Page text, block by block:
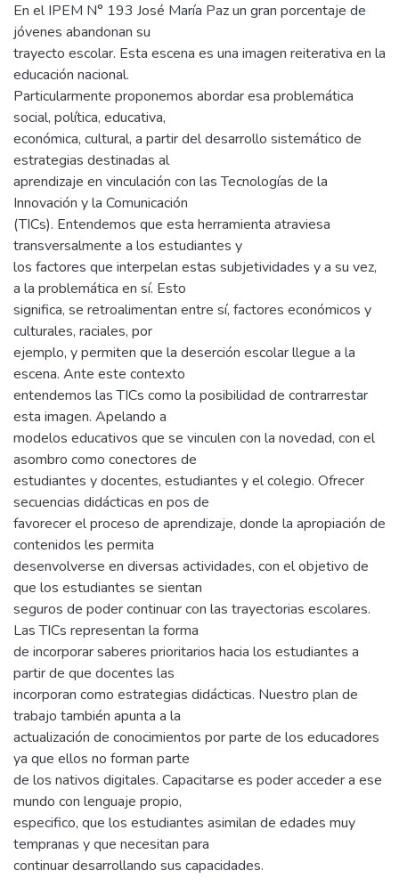
En el IPEM N° 193 José María Paz un gran porcentaje de
jóvenes abandonan su
trayecto escolar. Esta escena es una imagen reiterativa en la
educación nacional.
Particularmente proponemos abordar esa problemática
social, política, educativa,
económica, cultural, a partir del desarrollo sistemático de
estrategias destinadas al
aprendizaje en vinculación con las Tecnologías de la
Innovación y la Comunicación
(TICs). Entendemos que esta herramienta atraviesa
transversalmente a los estudiantes y
los factores que interpelan estas subjetividades y a su vez,
a la problemática en sí. Esto
significa, se retroalimentan entre sí, factores económicos y
culturales, raciales, por
ejemplo, y permiten que la deserción escolar llegue a la
escena. Ante este contexto
entendemos las TICs como la posibilidad de contrarrestar
esta imagen. Apelando a
modelos educativos que se vinculen con la novedad, con el
asombro como conectores de
estudiantes y docentes, estudiantes y el colegio. Ofrecer
secuencias didácticas en pos de
favorecer el proceso de aprendizaje, donde la apropiación de
contenidos les permita
desenvolverse en diversas actividades, con el objetivo de
que los estudiantes se sientan
seguros de poder continuar con las trayectorias escolares.
Las TICs representan la forma
de incorporar saberes prioritarios hacia los estudiantes a
partir de que docentes las
incorporan como estrategias didácticas. Nuestro plan de
trabajo también apunta a la
actualización de conocimientos por parte de los educadores
ya que ellos no forman parte
de los nativos digitales. Capacitarse es poder acceder a ese
mundo con lenguaje propio,
especifico, que los estudiantes asimilan de edades muy
tempranas y que necesitan para
continuar desarrollando sus capacidades.